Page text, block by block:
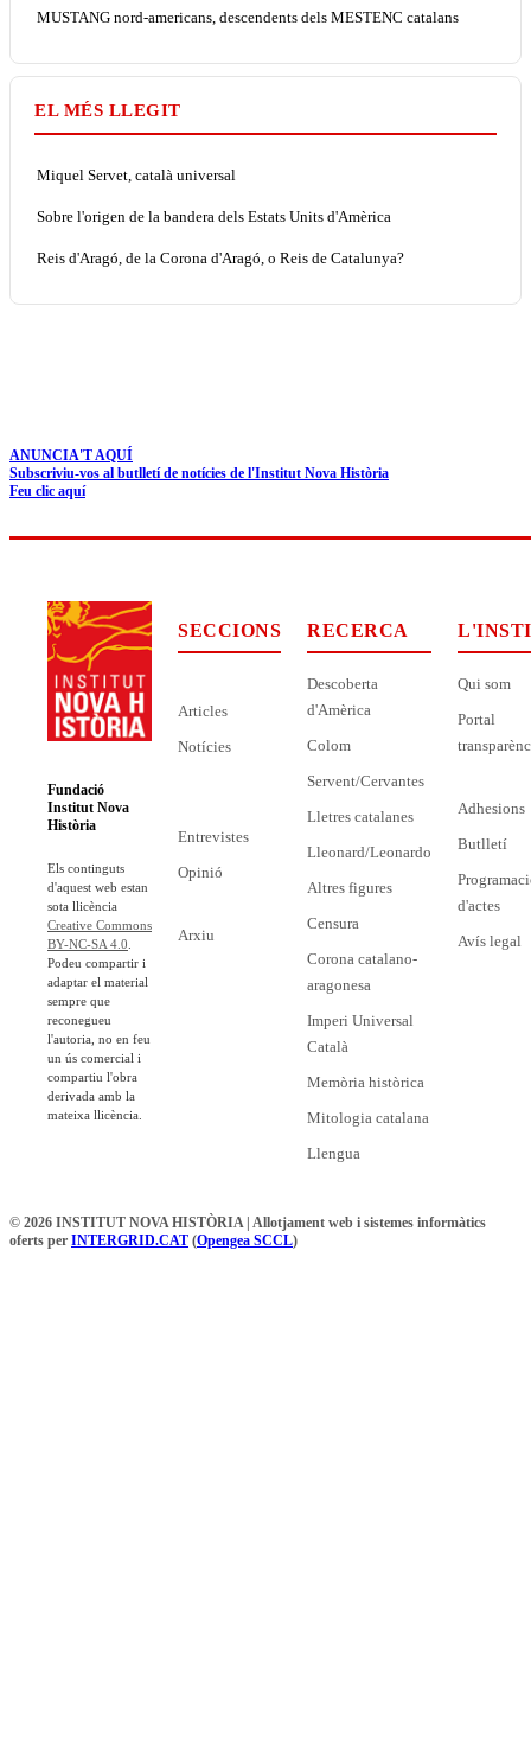
MUSTANG nord-americans, descendents dels MESTENC catalans
EL MÉS LLEGIT
Miquel Servet, català universal
Sobre l'origen de la bandera dels Estats Units d'Amèrica
Reis d'Aragó, de la Corona d'Aragó, o Reis de Catalunya?
ANUNCIA'T AQUÍ
Subscriviu-vos al butlletí de notícies de l'Institut Nova Història
Feu clic aquí
Fundació
Institut Nova
Història
Els continguts
d'aquest web estan
sota llicència
Creative Commons
BY-NC-SA 4.0
Podeu compartir i
adaptar el material
sempre que
reconegueu
l'autoria, no en feu
un ús comercial i
compartiu l'obra
derivada amb la
mateixa llicència.
SECCIONS
Articles
Notícies
Entrevistes
Opinió
Arxiu
RECERCA
Descoberta
d'Amèrica
Colom
Servent/Cervantes
Lletres catalanes
Lleonard/Leonardo
Altres figures
Censura
Corona catalano-
aragonesa
Imperi Universal
Català
Memòria històrica
Mitologia catalana
Llengua
Qui som
Portal
Adhesions
Butlletí
d'actes
Avís legal
© 2026 INSTITUT NOVA HISTÒRIA | Allotjament web i sistemes informàtics
oferts per INTERGRID.CAT (Opengea SCCL)